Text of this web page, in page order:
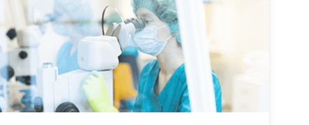
Трансректальное исследование
простаты (ТРУЗИ)
Ультразвуковая диагностика для
беременных